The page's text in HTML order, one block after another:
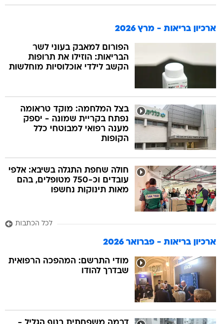
ארכיון בריאות - מרץ 2026
הפורום למאבק בעוני לשר
הבריאות: הוזילו את תרופות
הקשב לילדי אוכלוסיות מוחלשות
בצל המלחמה: מוקד טראומה
נפתח בקריית שמונה - יספק
מענה רפואי למבוטחי כלל
הקופות
חולה שחפת התגלה בשיבא: אלפי
עובדים וכ-750 מטופלים, בהם
מאות תינוקות נחשפו
לכל הכתבות
ארכיון בריאות - פברואר 2026
מודי התרשם: המהפכה הרפואית
שבדרך להודו